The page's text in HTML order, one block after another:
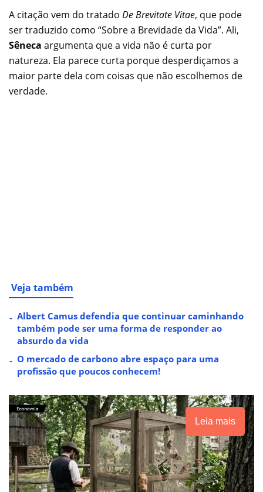
A citação vem do tratado De Brevitate Vitae, que pode
ser traduzido como “Sobre a Brevidade da Vida”. Ali,
Sêneca argumenta que a vida não é curta por
natureza. Ela parece curta porque desperdiçamos a
maior parte dela com coisas que não escolhemos de
verdade.
Veja também
Albert Camus defendia que continuar caminhando
também pode ser uma forma de responder ao
absurdo da vida
O mercado de carbono abre espaço para uma
profissão que poucos conhecem!
Leia mais